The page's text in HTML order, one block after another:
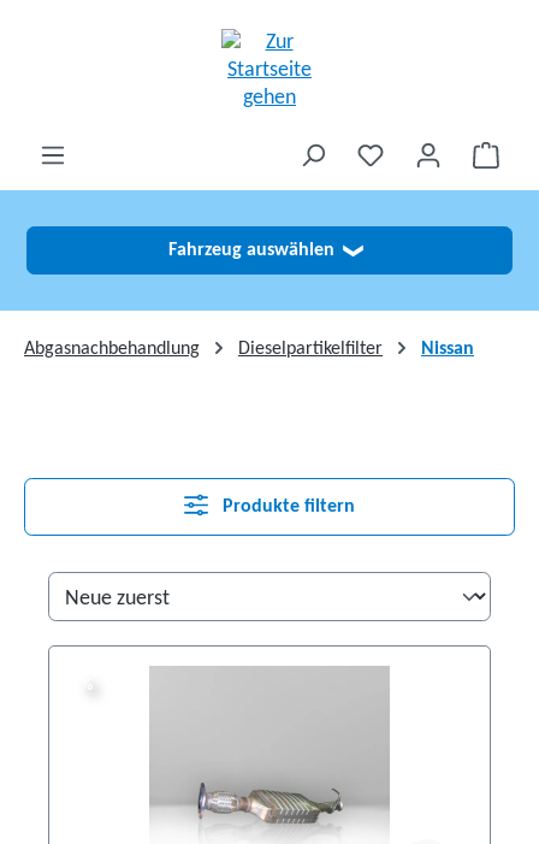
Fahrzeug auswählen ❯
Abgasnachbehandlung Dieselpartikelfilter Nissan
Produkte filtern